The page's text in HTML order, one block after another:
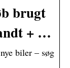
brugt
+ …
biler – søg